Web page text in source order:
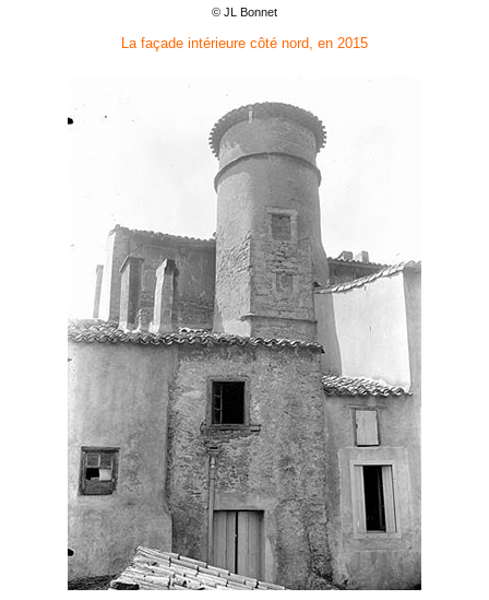
© JL Bonnet
La façade intérieure côté nord, en 2015